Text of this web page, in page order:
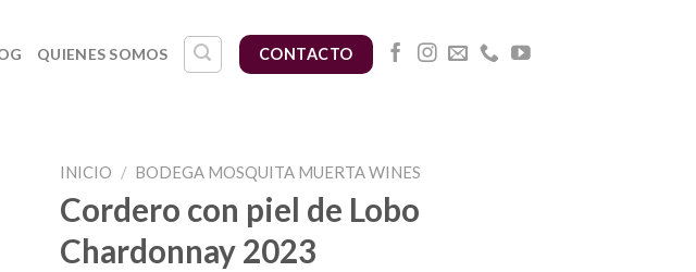
QUIENES SOMOS CONTACTO
INICIO / BODEGA MOSQUITA MUERTA WINES
Cordero con piel de Lobo
Chardonnay 2023